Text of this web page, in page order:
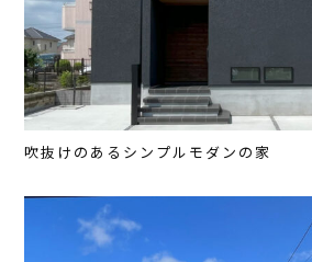
吹抜けのあるシンプルモダンの家